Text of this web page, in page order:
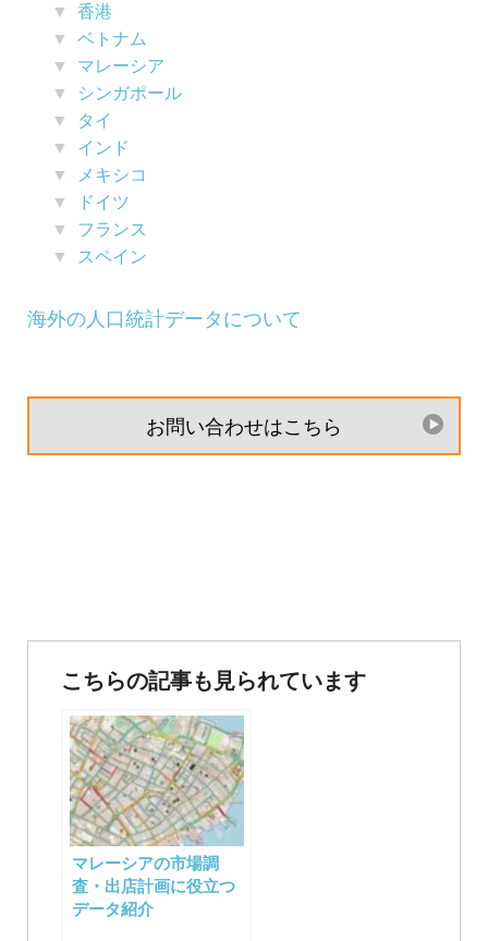
香港
ベトナム
マレーシア
シンガポール
タイ
インド
メキシコ
ドイツ
フランス
スペイン
海外の人口統計データについて
お問い合わせはこちら
投
こちらの記事も見られています
マレーシアの市場調
査・出店計画に役立つ
データ紹介